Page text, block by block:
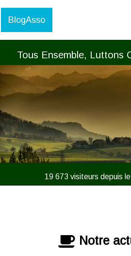
BlogAsso
Tous Ensemble, Luttons
19 673 visiteurs depuis
Notre